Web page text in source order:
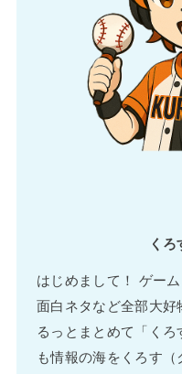
くろ
はじめまして！ ゲー
面白ネタなど全部大好
るっとまとめて「くろ
も情報の海をくろす